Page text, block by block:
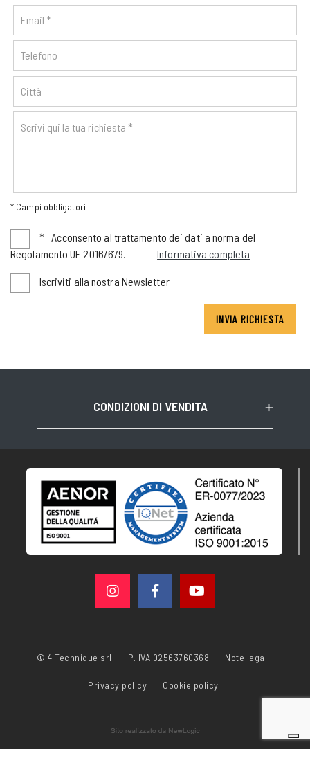
* Campi obbligatori
* Acconsento al trattamento dei dati a norma del
Regolamento UE 2016/679.
Informativa completa
Iscriviti alla nostra Newsletter
INVIA RICHIESTA
CONDIZIONI DI VENDITA
© 4 Technique srl P. IVA 02563760368 Note legali
Privacy policy Cookie policy